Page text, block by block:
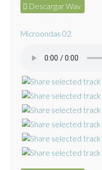
Descargar Wav
Microondas 02